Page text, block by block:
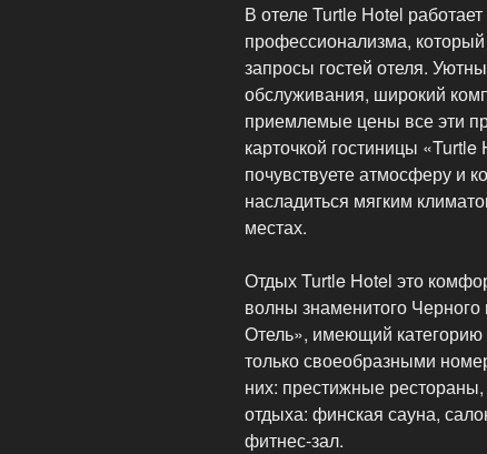
В отеле Turtle Hotel
профессионализма,
запросы гостей отеля.
обслуживания, широкий
приемлемые цены все эти
карточкой гостиницы
почувствуете атмосферу и
насладиться мягким
местах.
Отдых Turtle Hotel это
волны знаменитого
Отель», имеющий категорию
только своеобразными
них: престижные
отдыха: финская сауна,
фитнес-зал.